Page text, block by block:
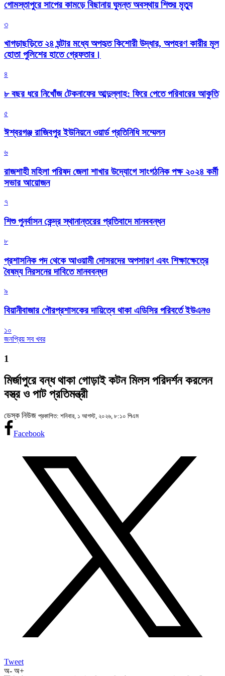
গোমস্তাপুরে সাপের কামড়ে বিছানায় ঘুমন্ত অবস্থায় শিশুর মৃত্যু
৩
খাগড়াছড়িতে ২৪ ঘন্টার মধ্যে অপহৃত কিশোরী উদ্ধার, অপহরণ কারীর মূল
হোতা পুলিশের হাতে গ্রেফতার।
৪
৮ বছর ধরে নিখোঁজ টেকনাফের আব্দুল্লাহ: ফিরে পেতে পরিবারের আকুতি
৫
ঈশ্বরগঞ্জ রাজিবপুর ইউনিয়নে ওয়ার্ড প্রতিনিধি সম্মেলন
৬
রাজশাহী মহিলা পরিষদ জেলা শাখার উদ্যোগে সাংগঠনিক পক্ষ ২০২৪ কর্মী
সভার আয়োজন
৭
শিশু পুনর্বাসন কেন্দ্র স্থানান্তরের প্রতিবাদে মানববন্ধন
৮
প্রশাসনিক পদ থেকে আওয়ামী দোসরদের অপসারণ এবং শিক্ষাক্ষেত্রে
বৈষম্য নিরসনের দাবিতে মানববন্ধন
৯
বিয়ানীবাজার পৌরপ্রশাসকের দায়িত্বে থাকা এডিসির পরিবর্তে ইউএনও
১০
জনপ্রিয় সব খবর
1
মির্জাপুরে বন্ধ থাকা গোড়াই কটন মিলস পরিদর্শন করলেন
বস্ত্র ও পাট প্রতিমন্ত্রী
ডেস্ক নিউজ প্রকাশিত: শনিবার, ১ আগস্ট, ২০২৬, ৮:১০ পিএম
Facebook
Tweet
অ- অ+